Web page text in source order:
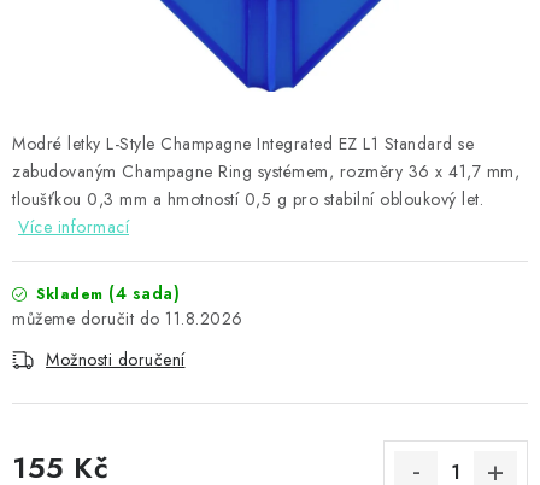
TERČE A ŠIPKY
POUZDRA
Kontakty Hodnocení obchodu
Modré letky L-Style Champagne Integrated EZ L1 Standard se
zabudovaným Champagne Ring systémem, rozměry 36 x 41,7 mm,
tloušťkou 0,3 mm a hmotností 0,5 g pro stabilní obloukový let.
Více informací
Skladem (4 sada)
11.8.2026
Možnosti doručení
155 Kč